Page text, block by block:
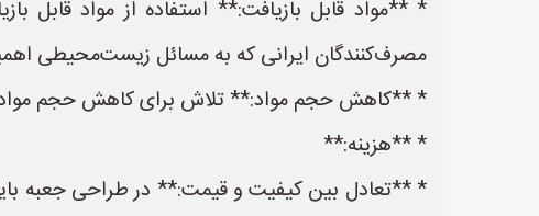
* **مواد قابل بازیافت:** استفاده از مواد قابل
مصرف‌کنندگان ایرانی که به مسائل زیست‌محیطی
* **کاهش حجم مواد:** تلاش برای کاهش حجم
* **هزینه:**
* **تعادل بین کیفیت و قیمت:** در طراحی جعبه